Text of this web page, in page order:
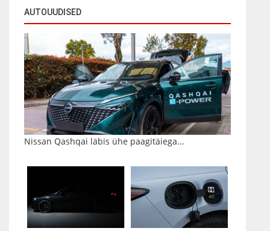
AUTOUUDISED
Nissan Qashqai läbis ühe paagitäiega...